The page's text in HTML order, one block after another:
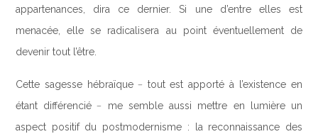
appartenances, dira ce dernier. Si une d’entre elles est
menacée, elle se radicalisera au point éventuellement de
devenir tout l’être.
Cette sagesse hébraïque﹣tout est apporté à l’existence en
étant différencié﹣me semble aussi mettre en lumière un
aspect positif du postmodernisme : la reconnaissance des